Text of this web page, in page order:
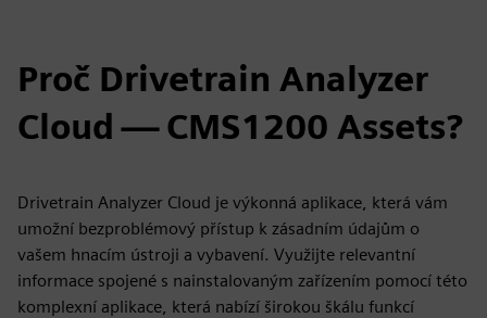
Proč Drivetrain Analyzer
Cloud — CMS1200 Assets?
Drivetrain Analyzer Cloud je výkonná aplikace, která vám
umožní bezproblémový přístup k zásadním údajům o
vašem hnacím ústroji a vybavení. Využijte relevantní
informace spojené s nainstalovaným zařízením pomocí této
komplexní aplikace, která nabízí širokou škálu funkcí